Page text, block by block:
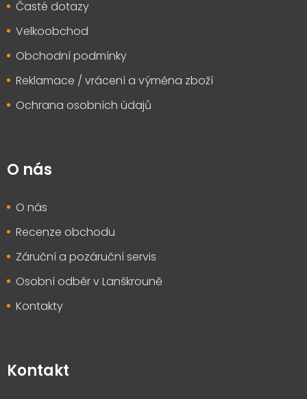
Časté dotazy
Velkoobchod
Obchodní podmínky
Reklamace / vrácení a výměna zboží
Ochrana osobních údajů
O nás
O nás
Recenze obchodu
Záruční a pozáruční servis
Osobní odběr v Lanškrouně
Kontakty
Kontakt